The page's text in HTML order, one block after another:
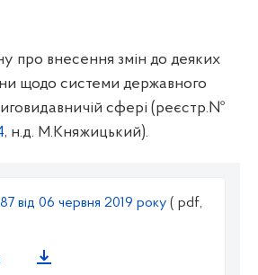
про внесення змін до деяких
щодо системи державного
сфері (реєстр.№
, н.д. М.Княжицький).
від 06 червня 2019 року ( pdf,